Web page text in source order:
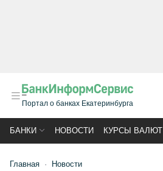
Портал о банках Екатеринбурга
БАНКИ НОВОСТИ КУРСЫ ВАЛЮТ
Главная Новости